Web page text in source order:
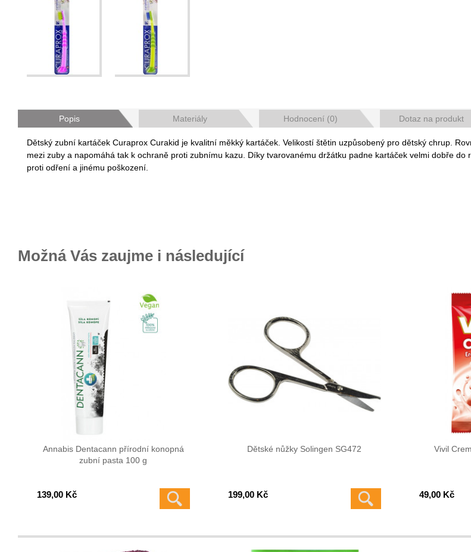
Popis Materiály Hodnocení (0) Dotaz na produkt
Dětský zubní kartáček Curaprox Curakid je kvalitní měkký kartáček. Velikostí štětin uzpůsobený pro dětský chrup.
mezi zuby a napomáhá tak k ochraně proti zubnímu kazu. Díky tvarovanému držátku padne kartáček velmi dobře
proti odření a jinému poškození.
Možná Vás zaujme i následující
Annabis Dentacann přírodní konopná
zubní pasta 100 g
139,00 Kč
Dětské nůžky Solingen SG472
199,00 Kč
Vivil
49,00 Kč